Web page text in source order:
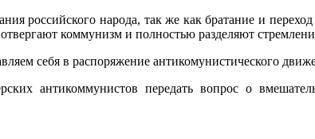
российского народа, так же как братание и
коммунизм и полностью разделяют
себя в распоряжение антикомунистического
антикоммунистов передать вопрос о